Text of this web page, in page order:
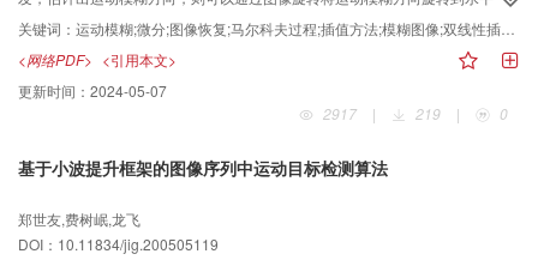
轴，这样图像恢复就可由2维问题转化为1维问题，这就大大降低了图像恢复的
难度，并为图像恢复的并行计算创造了有利条件。为实现这一目的，将原图像
看作是各向同性的一阶马尔科夫过程，提出了一种新的基于方向微分的运动模
糊方向鉴别方法，该方法不仅可以高精度鉴别匀速运动、加速运动、振动等各
种运动的模糊方向，而且具有鉴别范围大、鉴别精度高、稳定性好的优点。另
向鉴别的详细计算方法，其中双线性插值方法计算量小，但三次C样条插值方法
机因素引起的鉴别误差，这不仅提高了鉴别精度，而且增强了运动模糊方向鉴
别的稳定性，因此能够更加有效地进行方向鉴别。
关键词： 运动模糊;微分;图像恢复;马尔科夫过程;插值方法;模糊图像;双线性插值;相对运动;图像模糊;直线运动;图像旋转;问题转化;并行计算;各向同性;鉴别方法;匀速运动;加速运动;计算方法;样条插值;加权平均;随机因素;稳定性;水平轴
<网络PDF> <引用本文>
更新时间： 2024-05-07
2917
| 219 | 0
基于小波提升框架的图像序列中运动目标检测算法
郑世友,费树岷,龙飞
DOI：10.11834/jig.200505119